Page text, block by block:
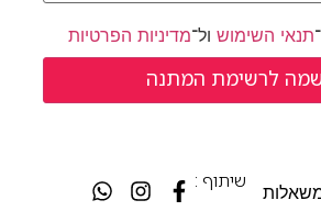
תנאי השימושול־מדיניות הפרטיות
שיתוף :